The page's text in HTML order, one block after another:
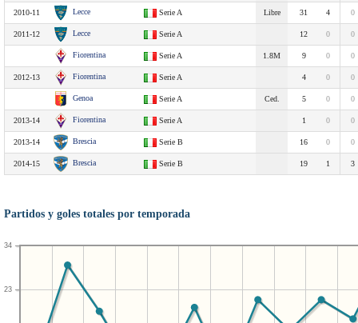
2010-11 Lecce Serie A Libre 31 4 0
2011-12 Lecce Serie A 12 0 0
Fiorentina Serie A 1.8M 9 0 0
2012-13 Fiorentina Serie A 4 0 0
Genoa Serie A Ced. 5 0 0
2013-14 Fiorentina Serie A 1 0 0
2013-14 Brescia Serie B 16 0 0
2014-15 Brescia Serie B 19 1 3
Partidos y goles totales por temporada
23
34